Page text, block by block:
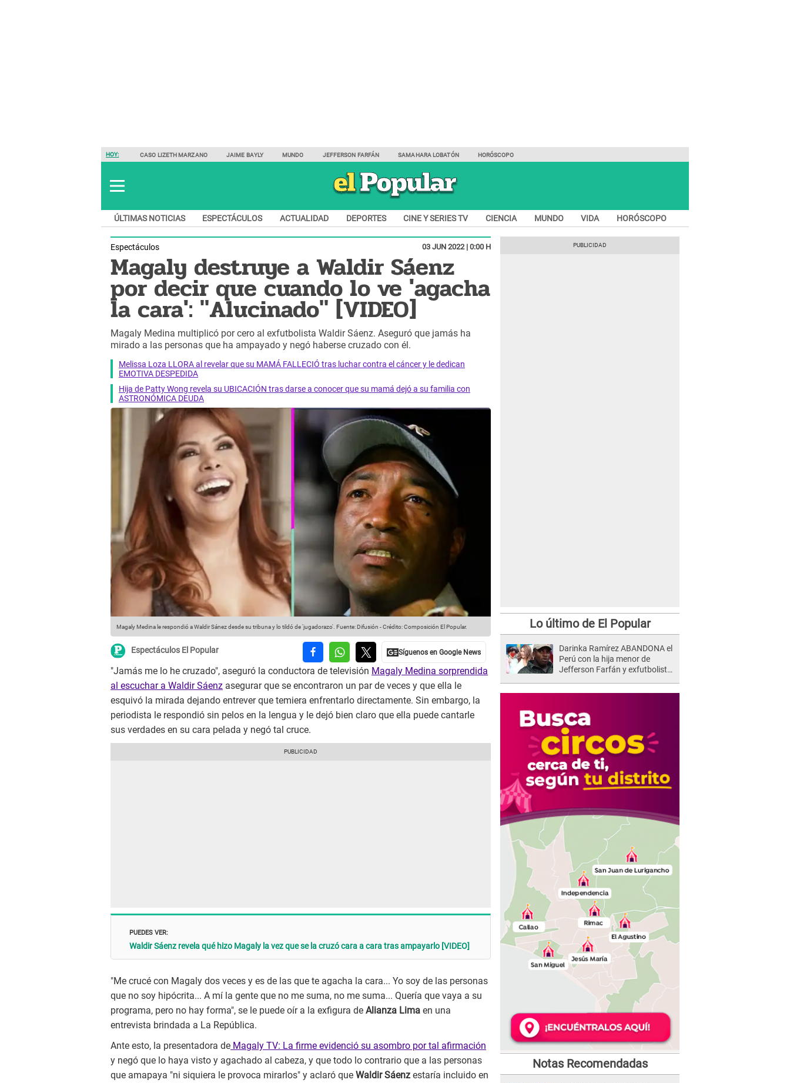
HOY: CASO LIZETH MARZANO JAIME BAYLY MUNDO JEFFERSON FARFÁN SAMAHARA LOBATÓN HORÓSCOPO
ÚLTIMAS NOTICIAS ESPECTÁCULOS ACTUALIDAD DEPORTES CINE Y SERIES TV CIENCIA MUNDO VIDA HORÓSCOPO
Espectáculos 03 JUN 2022 | 0:00 H
Magaly destruye a Waldir Sáenz
por decir que cuando lo ve 'agacha
la cara': "Alucinado" [VIDEO]
Magaly Medina multiplicó por cero al exfutbolista Waldir Sáenz. Aseguró que jamás ha
mirado a las personas que ha ampayado y negó haberse cruzado con él.
Melissa Loza LLORA al revelar que su MAMÁ FALLECIÓ tras luchar contra el cáncer y le dedican
EMOTIVA DESPEDIDA
Hija de Patty Wong revela su UBICACIÓN tras darse a conocer que su mamá dejó a su familia con
ASTRONÓMICA DEUDA
Magaly Medina le respondió a Waldir Sánez desde su tribuna y lo tildó de 'jugadorazo'. Fuente: Difusión -Crédito: Composición El Popular.
Espectáculos El Popular
"Jamás me lo he cruzado", aseguró la conductora de televisión Magaly Medina sorprendida
al escuchar a Waldir Sáenz asegurar que se encontraron un par de veces y que ella le
esquivó la mirada dejando entrever que temiera enfrentarlo directamente. Sin embargo, la
periodista le respondió sin pelos en la lengua y le dejó bien claro que ella puede cantarle
sus verdades en su cara pelada y negó tal cruce.
PUEDES VER:
Waldir Sáenz revela qué hizo Magaly la vez que se la cruzó cara a cara tras ampayarlo [VIDEO]
"Me crucé con Magaly dos veces y es de las que te agacha la cara... Yo soy de las personas
que no soy hipócrita... A mí la gente que no me suma, no me suma... Quería que vaya a su
programa, pero no hay forma", se le puede oír a la exfigura de Alianza Lima en una
entrevista brindada a La República.
Ante esto, la presentadora de Magaly TV: La firme evidenció su asombro por tal afirmación
y negó que lo haya visto y agachado al cabeza, y que todo lo contrario que a las personas
que amapaya "ni siquiera le provoca mirarlos" y aclaró que Waldir Sáenz estaría incluido en
Lo último de El Popular
Darinka Ramírez ABANDONA el
Perú con la hija menor de
Jefferson Farfán y exfutbolista
Notas Recomendadas